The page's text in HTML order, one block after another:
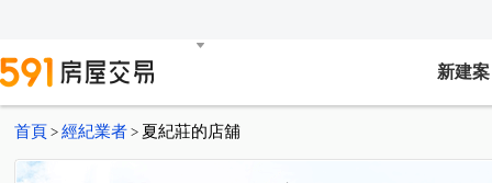
新建案
首頁 > 經紀業者 > 夏紀莊的店舖